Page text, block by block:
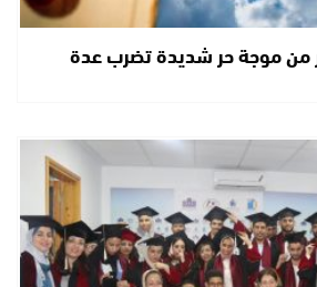
من موجة حر شديدة تضرب عدة